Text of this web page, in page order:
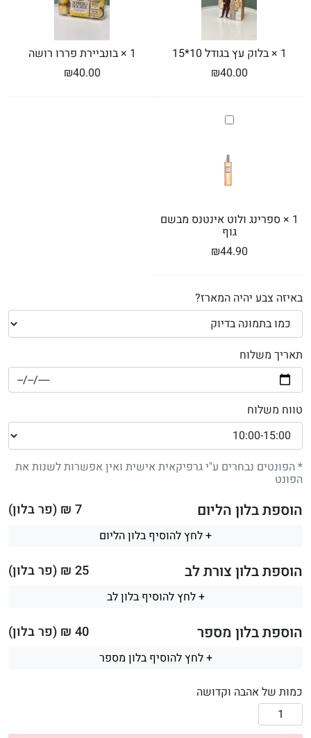
1
×בלוק עץ בגודל 10*15
₪40.00
1
×בונביירת פררו רושה
₪40.00
ספרינג
מבשם
גוף
1
×ספרינג ולוט אינטנס מבשם
גוף
₪44.90
באיזה צבע יהיה המארז?
תאריך משלוח
טווח משלוח
* הפונטים נבחרים ע"י גרפיקאית אישית ואין אפשרות לשנות את
הפונט
הוספת בלון הליום 7 ₪ (פר בלון)
+ לחץ להוסיף בלון הליום
הוספת בלון צורת לב 25 ₪ (פר בלון)
+ לחץ להוסיף בלון לב
הוספת בלון מספר 40 ₪ (פר בלון)
+ לחץ להוסיף בלון מספר
כמות של אהבה וקדושה